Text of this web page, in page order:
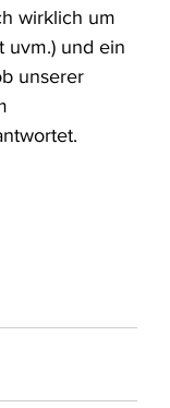
wirklich um
uvm.) und ein
unserer